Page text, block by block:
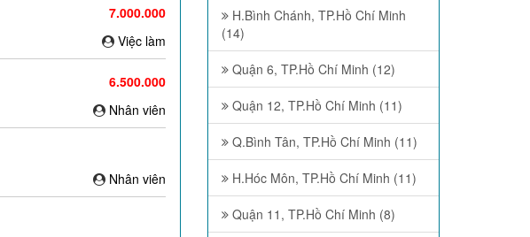
7.000.000
Việc làm
6.500.000
Nhân viên
Nhân viên
H.Bình Chánh, TP.Hồ Chí Minh
(14)
Quận 6, TP.Hồ Chí Minh (12)
Quận 12, TP.Hồ Chí Minh (11)
Q.Bình Tân, TP.Hồ Chí Minh (11)
H.Hóc Môn, TP.Hồ Chí Minh (11)
Quận 11, TP.Hồ Chí Minh (8)